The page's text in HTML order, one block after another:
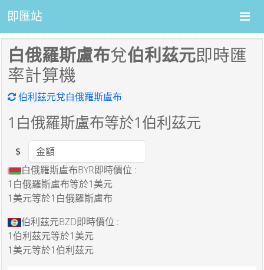
即匯站
白俄羅斯盧布兌伯利茲元即時匯
率計算機
伯利茲元兌白俄羅斯盧布
1 白俄羅斯盧布等於1伯利茲元
Amount
$
白俄羅斯盧布BYR即時價位 :
1白俄羅斯盧布等於1美元
1美元等於1白俄羅斯盧布
伯利茲元BZD即時價位 :
1伯利茲元等於1美元
1美元等於1伯利茲元